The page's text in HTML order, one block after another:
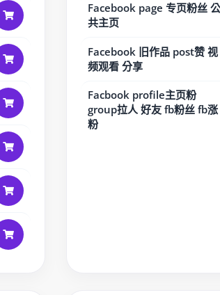
Facebook page 专页粉丝 公
共主页
Facebook 旧作品 post赞 视
频观看 分享
Facbook profile主页粉
group拉人 好友 fb粉丝 fb涨
粉